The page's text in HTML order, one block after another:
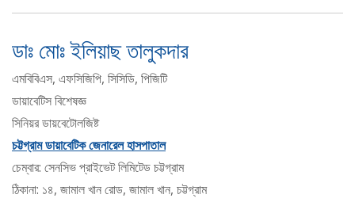
ডাঃ মোঃ ইলিয়াছ তালুকদার
এমবিবিএস, এফসিজিপি, সিসিডি, পিজিটি
ডায়াবেটিস বিশেষজ্ঞ
সিনিয়র ডায়বেটোলজিষ্ট
চট্টগ্রাম ডায়াবেটিক জেনারেল হাসপাতাল
চেম্বার: সেনসিভ প্রাইভেট লিমিটেড চট্টগ্রাম
ঠিকানা: ১৪, জামাল খান রোড, জামাল খান, চট্টগ্রাম